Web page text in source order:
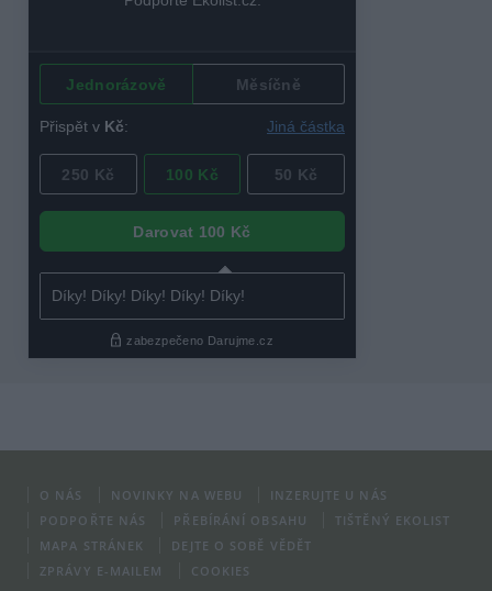
O NÁS NOVINKY NA WEBU
INZERUJTE U NÁS
PODPOŘTE NÁS
PŘEBÍRÁNÍ OBSAHU
TIŠTĚNÝ EKOLIST
MAPA STRÁNEK
DEJTE O SOBĚ VĚDĚT
ZPRÁVY E-MAILEM
COOKIES